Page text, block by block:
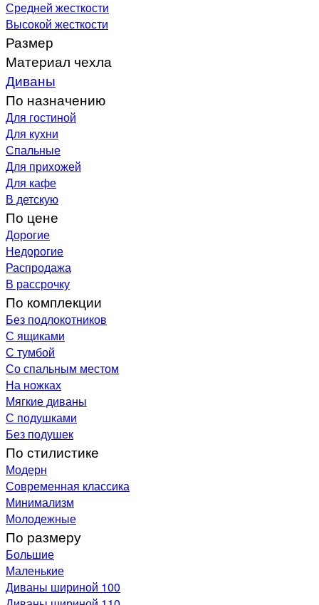
Средней жесткости
Высокой жесткости
Размер
Материал чехла
Диваны
По назначению
Для гостиной
Для кухни
Спальные
Для прихожей
Для кафе
В детскую
По цене
Дорогие
Недорогие
Распродажа
В рассрочку
По комплекции
Без подлокотников
С ящиками
С тумбой
Со спальным местом
На ножках
Мягкие диваны
С подушками
Без подушек
По стилистике
Модерн
Современная классика
Минимализм
Молодежные
По размеру
Большие
Маленькие
Диваны шириной 100